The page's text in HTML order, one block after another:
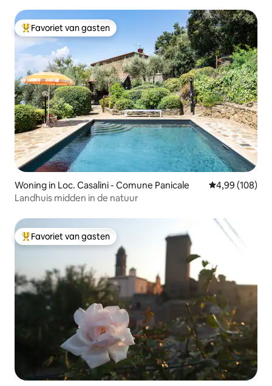
Topfavoriet van gasten
Favoriet van gasten
Woning in Loc. Casalini - Comune Panicale Gemiddelde
4,99 (108)
Landhuis midden in de natuur
Topfavoriet van gasten
Favoriet van gasten